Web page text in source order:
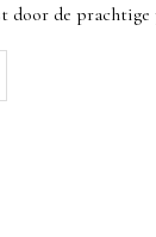
door de